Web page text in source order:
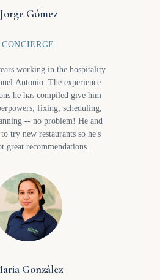
and full of special moments.
Jorge Gómez
CONCIERGE
working in the hospitality
Antonio. The experience
he has compiled give him
fixing, scheduling,
-- no problem! He and
try new restaurants so he's
great recommendations.
González